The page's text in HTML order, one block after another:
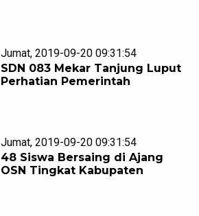
Jumat, 2019-09-20 09:31:54
SDN 083 Mekar Tanjung Luput
Perhatian Pemerintah
Jumat, 2019-09-20 09:31:54
48 Siswa Bersaing di Ajang
OSN Tingkat Kabupaten